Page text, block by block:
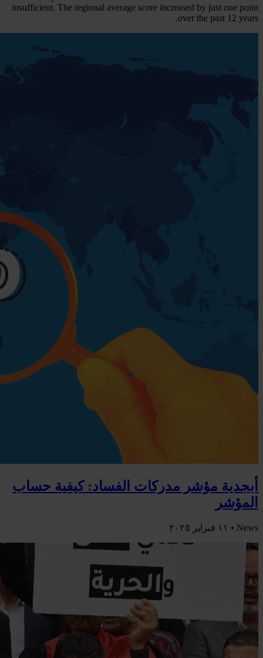
insufficient. The regional average score increased by just one point
over the past 12 years.
أبجدية مؤشر مدركات الفساد: كيفية حساب
المؤشر
News • ١١ فبراير ٢٠٢٥